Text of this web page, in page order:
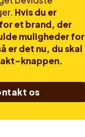
Hvis du er
et brand, der
muligheder for
er det nu, du skal
knappen.
os